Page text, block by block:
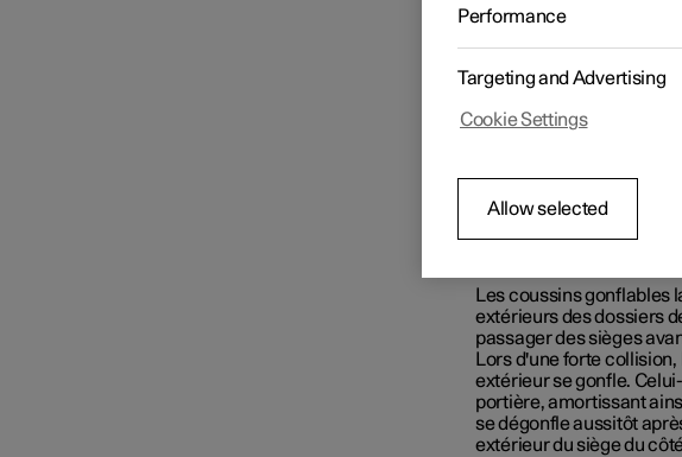
Les coussins gonflables
Les coussins gonflables
extérieurs des dossiers
passager des sièges
Lors d'une forte
extérieur se gonfle.
portière, amortissant
se dégonfle aussitôt
extérieur du siège du
Performance
Targeting and Advertising
Cookie Settings
Allow selected